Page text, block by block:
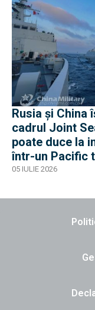
Rusia și China
cadrul Joint
poate duce la
într-un Pacific
05 IULIE 2026